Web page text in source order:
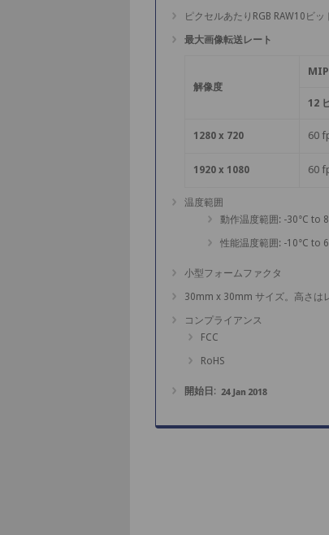
ピクセルあたりRGB RAW10ビ
最大画像転送レート
解像度
12
1280 x 720 60
1920 x 1080 60
温度範囲
動作温度範囲: -30°C to
性能温度範囲: -10°C to
小型フォームファクタ
30mm x 30mm サイズ。高さは
コンプライアンス
FCC
RoHS
開始日 :